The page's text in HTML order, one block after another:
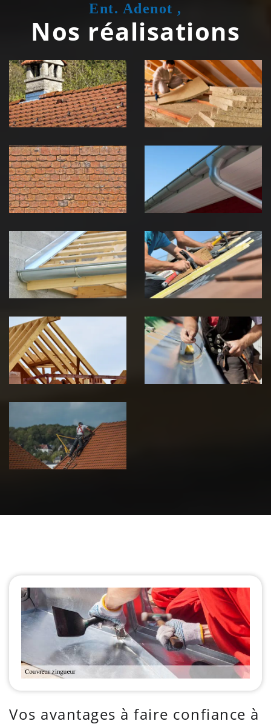
Ent. Adenot ,
Nos réalisations
Couvreur
zingueur 39
Jura
Isolation de
toiture 39
Jura
démoussage de
toiture 39
Jura
pose de
gouttière 39
Jura
Pose de
Chéneau 39
Jura
Réparation de
toiture 39
Jura
Traitement de
charpente 39
Jura
Travaux de
zinguerie 39
Jura
Urgence fuite
de toiture 39
Jura
Vos avantages à faire confiance à